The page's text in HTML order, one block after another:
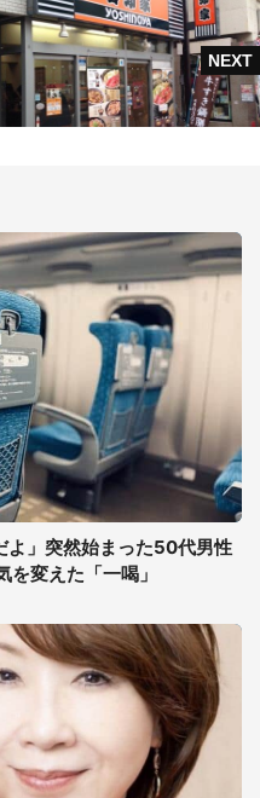
よ」突然始まった50代男性
変えた「一喝」